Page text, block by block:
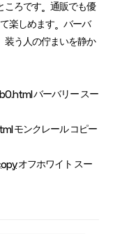
ころです。通販でも優
楽しめます。バーバ
装う人の佇まいを静か
バーバリー スー
モンクレール コピー
オフホワイト スー